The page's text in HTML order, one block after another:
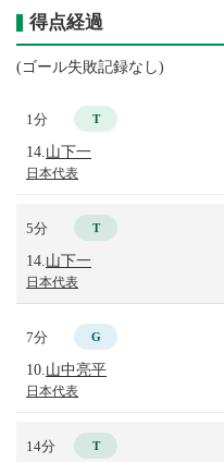
得点経過
(ゴール失敗記録なし)
1分 T
14. 山下一
日本代表
5分 T
14. 山下一
日本代表
7分 G
10. 山中亮平
日本代表
14分 T